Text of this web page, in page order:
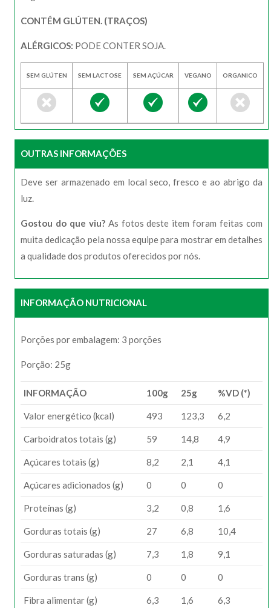
CONTÉM GLÚTEN. (TRAÇOS)
ALÉRGICOS: PODE CONTER SOJA.
SEM GLÚTEN SEM LACTOSE SEM AÇÚCAR VEGANO ORGANICO
OUTRAS INFORMAÇÕES
Deve ser armazenado em local seco, fresco e ao abrigo da
luz.
Gostou do que viu?As fotos deste item foram feitas com
muita dedicação pela nossa equipe para mostrar em detalhes
a qualidade dos produtos oferecidos por nós.
INFORMAÇÃO NUTRICIONAL
Porções por embalagem: 3 porções
Porção: 25g
INFORMAÇÃO 100g 25g %VD (*)
Valor energético (kcal) 493 123,3 6,2
Carboidratos totais (g) 59 14,8 4,9
Açúcares totais (g) 8,2 2,1 4,1
Açúcares adicionados (g) 0 0 0
Proteínas (g) 3,2 0,8 1,6
Gorduras totais (g) 27 6,8 10,4
Gorduras saturadas (g) 7,3 1,8 9,1
Gorduras trans (g) 0 0 0
Fibra alimentar (g) 6,3 1,6 6,3